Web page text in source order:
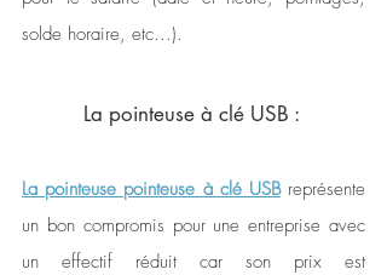
solde horaire, etc...).
La pointeuse à clé USB :
La pointeuse pointeuse à clé USB représente
un bon compromis pour une entreprise avec
un effectif réduit car son prix est